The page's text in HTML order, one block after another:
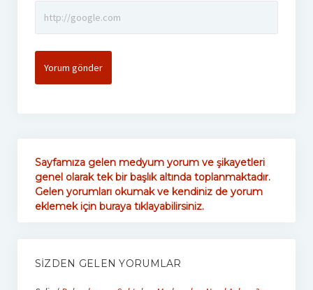
Sayfamıza gelen medyum yorum ve şikayetleri
genel olarak tek bir başlık altında toplanmaktadır.
Gelen yorumları okumak ve kendiniz de yorum
eklemek için buraya tıklayabilirsiniz.
SIZDEN GELEN YORUMLAR